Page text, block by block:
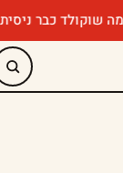
כבר ניסיתם?